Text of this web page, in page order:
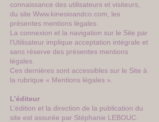
connaissance des utilisateurs et visiteurs,
du site Www.kinesioandco.com , les
présentes mentions légales.
La connexion et la navigation sur le Site par
l’Utilisateur implique acceptation intégrale et
sans réserve des présentes mentions
légales.
Ces dernières sont accessibles sur le Site à
la rubrique « Mentions légales ».
L’éditeur
L’édition et la direction de la publication du
site est assurée par Stéphanie LEBOUC.